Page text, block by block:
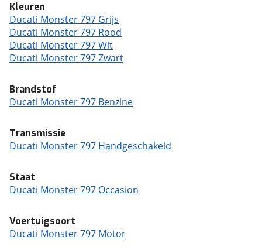
Kleuren
Ducati Monster 797 Grijs
Ducati Monster 797 Rood
Ducati Monster 797 Wit
Ducati Monster 797 Zwart
Brandstof
Ducati Monster 797 Benzine
Transmissie
Ducati Monster 797 Handgeschakeld
Staat
Ducati Monster 797 Occasion
Voertuigsoort
Ducati Monster 797 Motor